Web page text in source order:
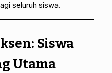
seluruh siswa.
Siswa
Utama